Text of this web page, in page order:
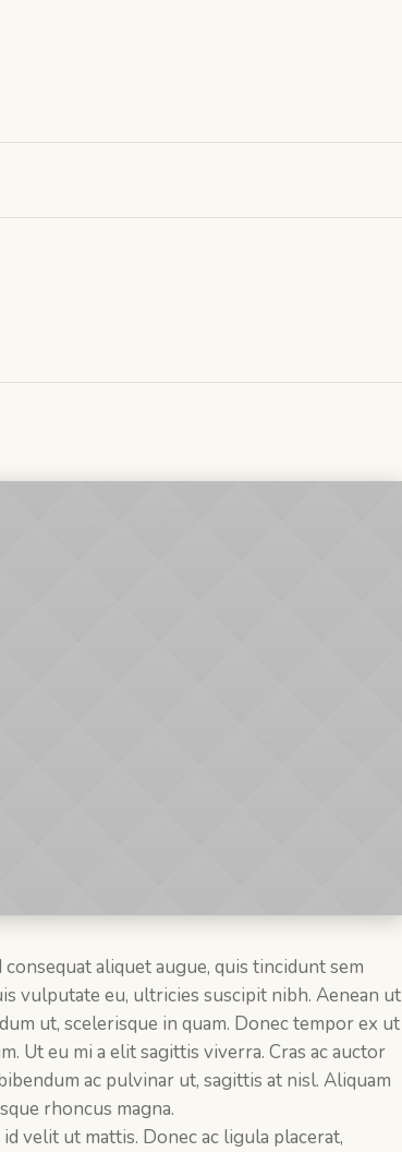
aliquet augue, quis tincidunt sem
vulputate eu, ultricies suscipit nibh. Aenean ut
ut, scelerisque in quam. Donec tempor ex ut
Ut eu mi a elit sagittis viverra. Cras ac auctor
ac pulvinar ut, sagittis at nisl. Aliquam
rhoncus magna.
velit ut mattis. Donec ac ligula placerat,